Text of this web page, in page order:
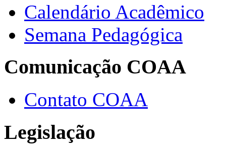
Calendário Acadêmico
Semana Pedagógica
Comunicação COAA
Contato COAA
Legislação